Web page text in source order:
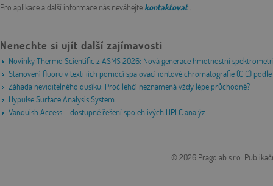
Pro aplikace a další informace nás neváhejte kontaktovat.
Nenechte si ujít další zajímavosti
Novinky Thermo Scientific z ASMS 2026: Nová generace hmotnostní
Stanovení fluoru v textiliích pomocí spalovací iontové chromatografie (CIC)
Záhada neviditelného dusíku: Proč lehčí neznamená vždy lépe průchodné?
Hypulse Surface Analysis System
Vanquish Access – dostupné řešení spolehlivých HPLC analýz
© 2026 Pragolab s.r.o.